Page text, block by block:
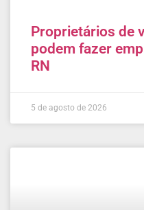
Proprietários de
podem fazer
RN
5 de agosto de 2026